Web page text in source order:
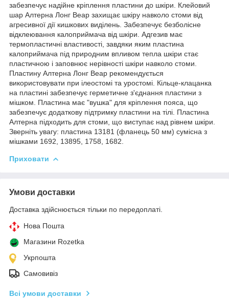
забезпечує надійне кріплення пластини до шкіри. Клейовий
шар Алтерна Лонг Веар захищає шкіру навколо стоми від
агресивної дії кишкових виділень. Забезпечує безболісне
відклеювання калоприймача від шкіри. Адгезив має
термопластичні властивості, завдяки яким пластина
калоприймача під природним впливом тепла шкіри стає
пластичною і заповнює нерівності шкіри навколо стоми.
Пластину Алтерна Лонг Веар рекомендується
використовувати при ілеостомі та уростомі. Кільце-клацанка
на пластині забезпечує герметичне з'єднання пластини з
мішком. Пластина має "вушка" для кріплення пояса, що
забезпечує додаткову підтримку пластини на тілі. Пластина
Алтерна підходить для стоми, що виступає над рівнем шкіри.
Зверніть увагу: пластина 13181 (фланець 50 мм) сумісна з
мішками 1692, 13895, 1758, 1682.
Приховати
Умови доставки
Доставка здійснюється тільки по передоплаті.
Нова Пошта
Магазини Rozetka
Укрпошта
Самовивіз
Всі умови доставки